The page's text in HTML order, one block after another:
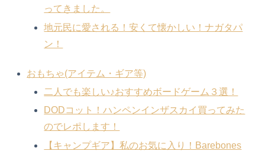
ってきました。
地元民に愛される！安くて懐かしい！ナガタパ
ン！
おもちゃ(アイテム・ギア等)
二人でも楽しい♪おすすめボードゲーム３選！
DODコット！ハンペンインザスカイ買ってみた
のでレポします！
【キャンプギア】私のお気に入り！Barebones